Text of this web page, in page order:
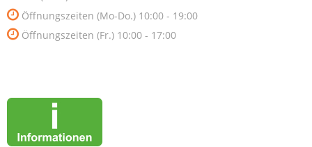
Öffnungszeiten (Mo-Do.) 10:00 - 19:00
Öffnungszeiten (Fr.) 10:00 - 17:00